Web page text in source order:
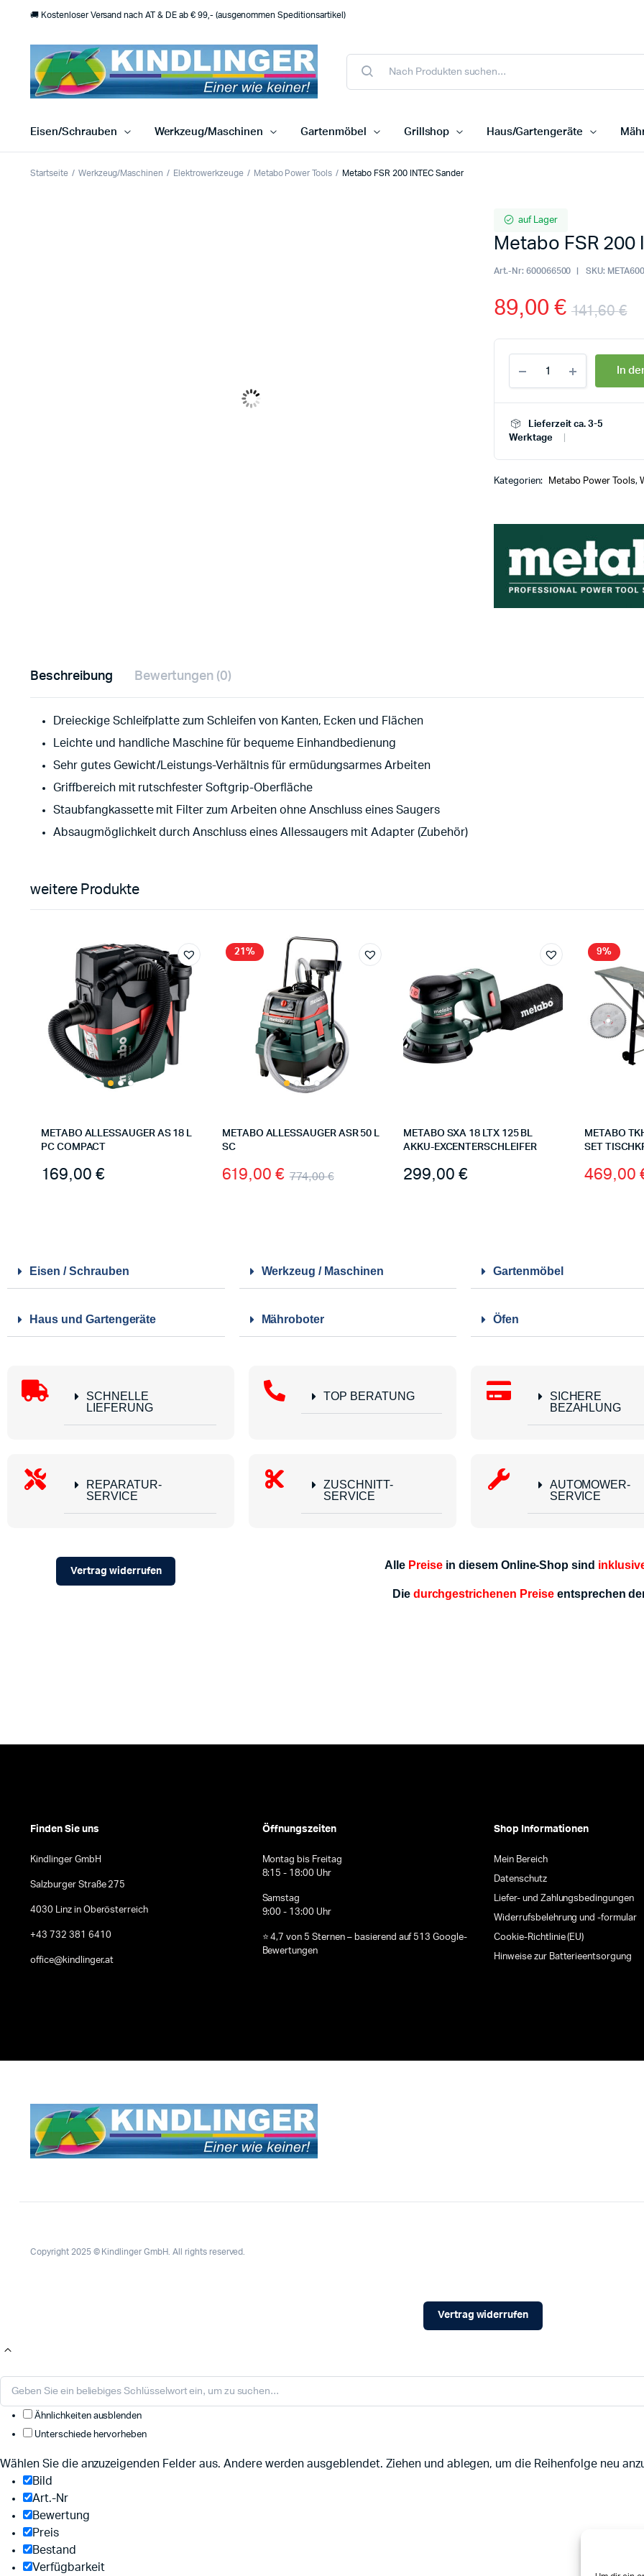
🚚 Kostenloser Versand nach AT & DE ab € 99,- (ausgenommen Speditionsartikel)
Eisen/Schrauben Werkzeug/Maschinen Gartenmöbel Grillshop Haus/Gartengeräte
Startseite Werkzeug/Maschinen Elektrowerkzeuge Metabo Power Tools Metabo FSR 200 INTEC Sander
auf Lager
Metabo FSR 200
Art.-Nr: 600066500 SKU:
141,60€
89,00€
In
Lieferzeit ca. 3-5
Werktage
Kategorien: Metabo Power Tools,
Beschreibung Bewertungen (0)
Dreieckige Schleifplatte zum Schleifen von Kanten, Ecken und Flächen
Leichte und handliche Maschine für bequeme Einhandbedienung
Sehr gutes Gewicht/Leistungs-Verhältnis für ermüdungsarmes Arbeiten
Griffbereich mit rutschfester Softgrip-Oberfläche
Staubfangkassette mit Filter zum Arbeiten ohne Anschluss eines Saugers
Absaugmöglichkeit durch Anschluss eines Allessaugers mit Adapter (Zubehör)
weitere Produkte
METABO ALLESSAUGER AS 18 L
PC COMPACT
169,00 €
21%
METABO ALLESSAUGER ASR 50 L
SC
774,00€
619,00 €
METABO SXA 18 LTX 125 BL
AKKU-EXCENTERSCHLEIFER
299,00 €
9%
METABO
SET
469,00
Eisen / Schrauben
Haus und Gartengeräte
Werkzeug / Maschinen
Mähroboter
Gartenmöbel
Öfen
SCHNELLE
LIEFERUNG
TOP BERATUNG
SICHERE
BEZAHLUNG
REPARATUR-
SERVICE
ZUSCHNITT-
SERVICE
AUTOMOWER-
SERVICE
Vertrag widerrufen Alle Preisein diesem Online-Shop sind
Die durchgestrichenen Preiseentsprechen
Finden Sie uns
Kindlinger GmbH
Salzburger Straße 275
4030 Linz in Oberösterreich
+43 732 381 6410
office@kindlinger.at
Öffnungszeiten
Montag bis Freitag
8:15 - 18:00 Uhr
Samstag
9:00 - 13:00 Uhr
⭐ 4,7 von 5 Sternen – basierend auf 513 Google-
Bewertungen
Shop Informationen
Mein Bereich
Datenschutz
Liefer- und Zahlungsbedingungen
Widerrufsbelehrung und -formular
Cookie-Richtlinie (EU)
Hinweise zur Batterieentsorgung
Copyright 2025 © Kindlinger GmbH. All rights reserved.
Vertrag widerrufen
Ähnlichkeiten ausblenden
Unterschiede hervorheben
Wählen Sie die anzuzeigenden Felder aus. Andere werden ausgeblendet. Ziehen und ablegen, um die Reihenfolge neu
Bild
Art.-Nr
Bewertung
Preis
Bestand
Verfügbarkeit